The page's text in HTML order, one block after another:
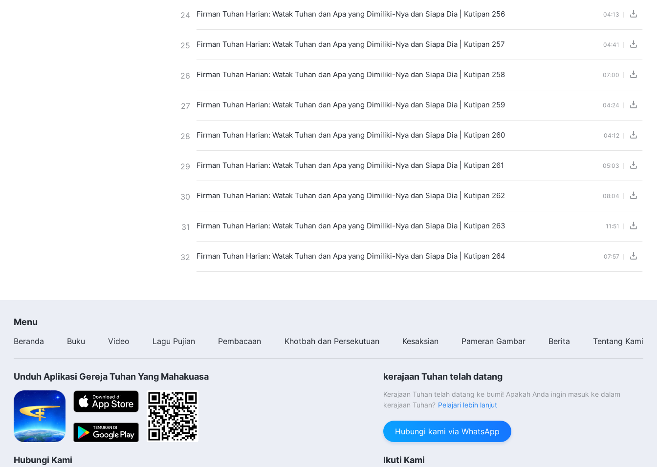
24 Firman Tuhan Harian: Watak Tuhan dan Apa yang Dimiliki-Nya dan Siapa Dia | Kutipan 256 04:13
25 Firman Tuhan Harian: Watak Tuhan dan Apa yang Dimiliki-Nya dan Siapa Dia | Kutipan 257 04:41
26 Firman Tuhan Harian: Watak Tuhan dan Apa yang Dimiliki-Nya dan Siapa Dia | Kutipan 258 07:00
27 Firman Tuhan Harian: Watak Tuhan dan Apa yang Dimiliki-Nya dan Siapa Dia | Kutipan 259 04:24
28 Firman Tuhan Harian: Watak Tuhan dan Apa yang Dimiliki-Nya dan Siapa Dia | Kutipan 260 04:12
29 Firman Tuhan Harian: Watak Tuhan dan Apa yang Dimiliki-Nya dan Siapa Dia | Kutipan 261 05:03
30 Firman Tuhan Harian: Watak Tuhan dan Apa yang Dimiliki-Nya dan Siapa Dia | Kutipan 262 08:04
31 Firman Tuhan Harian: Watak Tuhan dan Apa yang Dimiliki-Nya dan Siapa Dia | Kutipan 263 11:51
32 Firman Tuhan Harian: Watak Tuhan dan Apa yang Dimiliki-Nya dan Siapa Dia | Kutipan 264 07:57
Menu
Beranda Buku Video Lagu Pujian Pembacaan Khotbah dan Persekutuan Kesaksian Pameran Gambar Berita Tentang Kami
Unduh Aplikasi Gereja Tuhan Yang Mahakuasa
Hubungi Kami
kerajaan Tuhan telah datang
Kerajaan Tuhan telah datang ke bumi! Apakah Anda ingin masuk ke dalam
kerajaan Tuhan? Pelajari lebih lanjut
Hubungi kami via WhatsApp
Ikuti Kami